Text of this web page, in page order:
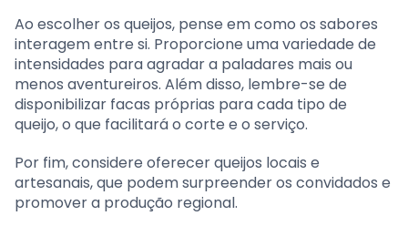
Ao escolher os queijos, pense em como os sabores
interagem entre si. Proporcione uma variedade de
intensidades para agradar a paladares mais ou
menos aventureiros. Além disso, lembre-se de
disponibilizar facas próprias para cada tipo de
queijo, o que facilitará o corte e o serviço.
Por fim, considere oferecer queijos locais e
artesanais, que podem surpreender os convidados e
promover a produção regional.